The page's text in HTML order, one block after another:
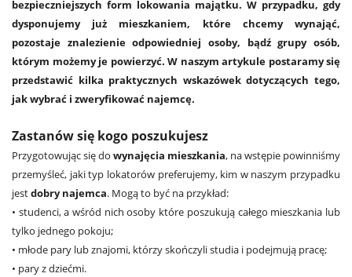
bezpieczniejszych form lokowania majątku. W przypadku, gdy
dysponujemy już mieszkaniem, które chcemy wynająć,
pozostaje znalezienie odpowiedniej osoby, bądź grupy osób,
którym możemy je powierzyć. W naszym artykule postaramy się
przedstawić kilka praktycznych wskazówek dotyczących tego,
jak wybrać i zweryfikować najemcę.
Zastanów się kogo poszukujesz
Przygotowując się do wynajęcia mieszkania, na wstępie powinniśmy
przemyśleć, jaki typ lokatorów preferujemy, kim w naszym przypadku
jestdobry najemca. Mogą to być na przykład:
• studenci, a wśród nich osoby które poszukują całego mieszkania lub
tylko jednego pokoju;
• młode pary lub znajomi, którzy skończyli studia i podejmują pracę;
• pary z dziećmi.